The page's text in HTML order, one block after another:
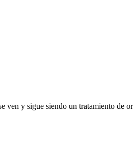
ven y sigue siendo un tratamiento de